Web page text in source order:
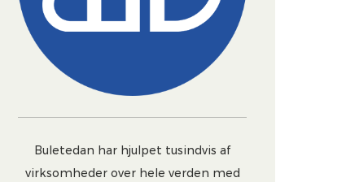
Buletedan har hjulpet tusindvis af
virksomheder over hele verden med